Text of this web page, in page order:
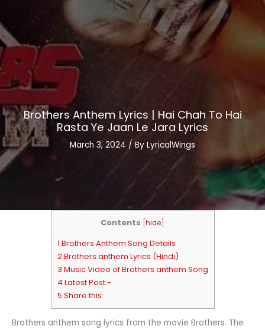
Brothers Anthem Lyrics | Hai Chah To Hai
Rasta Ye Jaan Le Jara Lyrics
March 3, 2024 / By LyricalWings
Contents hide
1 Brothers Anthem Song Details
2 Brothers anthem Lyrics (Hindi)
3 Music Video of Brothers anthem Song
4 Latest Post:-
5 Share this:
Brothers anthem song lyrics from the movie Brothers. The